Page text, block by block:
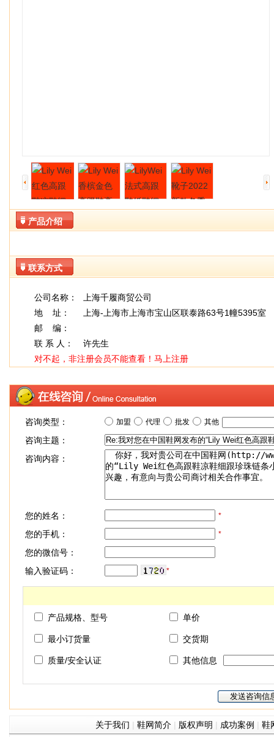
产品介绍
联系方式
公司名称：
上海千履商贸公司
地 址：
上海-上海市上海市宝山区联泰路63号1幢5395室
邮 编：
联 系 人：
许先生
对不起，非注册会员不能查看！ 马上注册
咨询类型： 加盟 代理 批发 其他
咨询主题：
咨询内容：
您的姓名： *
您的手机： *
您的微信号：
输入验证码：
*
产品规格、型号 单价
最小订货量 交货期
质量/安全认证 其他信息
关于我们 | 鞋网简介 | 版权声明 | 成功案例 | 鞋